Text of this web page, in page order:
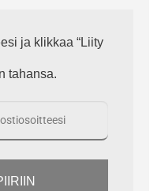
ja klikkaa “Liity
tahansa.